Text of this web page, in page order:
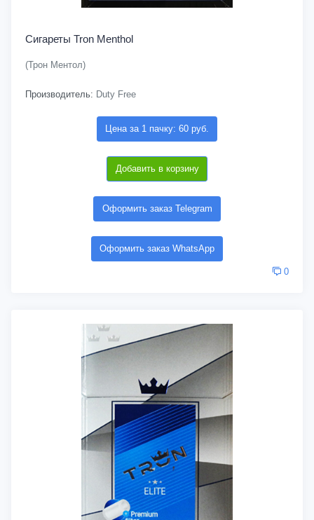
Сигареты Tron Menthol
(Трон Ментол)
Производитель: Duty Free
Цена за 1 пачку: 60 руб.
Добавить в корзину
Оформить заказ Telegram
Оформить заказ WhatsApp
0